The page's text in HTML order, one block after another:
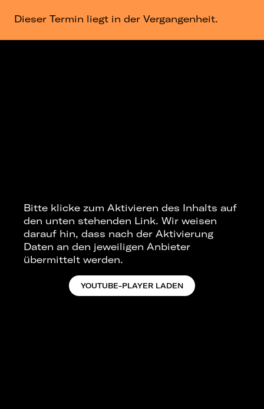
Dieser Termin liegt in der Vergangenheit.
Bitte klicke zum Aktivieren des Inhalts auf
den unten stehenden Link. Wir weisen
darauf hin, dass nach der Aktivierung
Daten an den jeweiligen Anbieter
übermittelt werden.
YOUTUBE-PLAYER LADEN